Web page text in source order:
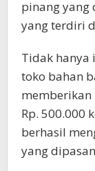
pinang yang
yang terdiri
Tidak hanya
toko bahan
Rp. 500.000
berhasil
yang